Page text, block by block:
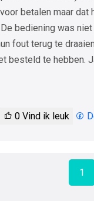
betalen maar dat
bediening was niet
fout terug te
besteld te hebben.
0 Vind ik leuk
1